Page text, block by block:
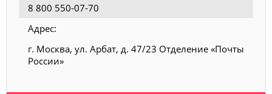
8 800 550-07-70
Адрес:
г. Москва, ул. Арбат, д. 47/23 Отделение «Почты
России»